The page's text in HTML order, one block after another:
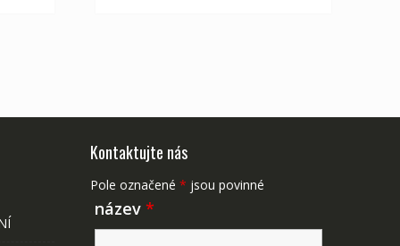
Kontaktujte nás
Pole označené * jsou povinné
název *